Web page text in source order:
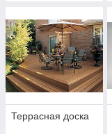
Террасная доска